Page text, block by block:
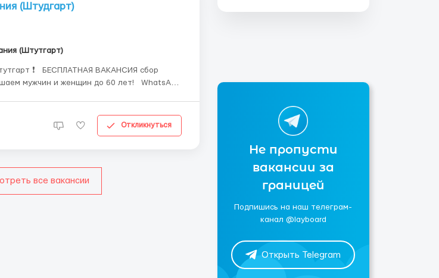
(Штудгарт)
(Штутгарт)
сбор
Откликнуться
все вакансии
Не пропусти
вакансии за
границей
Подпишись на наш телеграм-
канал @layboard
Открыть Telegram